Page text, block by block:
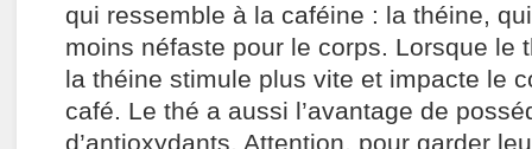
qui ressemble à la caféine : la théine,
moins néfaste pour le corps. Lorsque le
la théine stimule plus vite et impacte le
café. Le thé a aussi l’avantage de
d’antioxydants. Attention, pour garder